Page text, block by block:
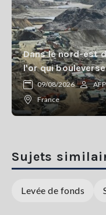
Dans le nord-est
l'or qui
09/08/2026
AFP
France
Sujets
Levée de fonds